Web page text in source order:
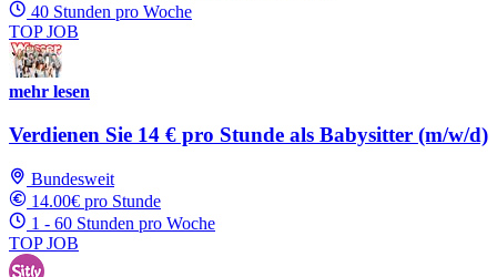
40 Stunden pro Woche
TOP JOB
mehr lesen
Verdienen Sie 14 € pro Stunde als Babysitter (m/w/d)
Bundesweit
14.00€ pro Stunde
1 - 60 Stunden pro Woche
TOP JOB